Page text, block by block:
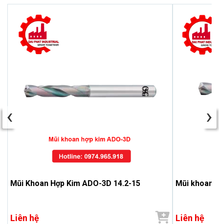
Mũi Khoan Hợp Kim ADO-3D 14.2-15
Liên hệ
Mũi khoan
Liên hệ
‹ ›